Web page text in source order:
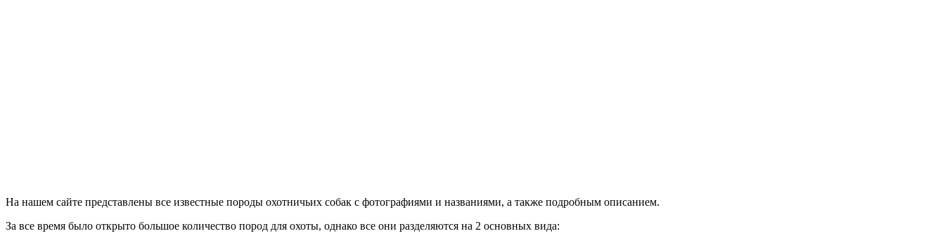
На нашем сайте представлены все известные породы охотничьих собак с фотографиями и названиями, а также подробным описанием.
За все время было открыто большое количество пород для охоты, однако все они разделяются на 2 основных вида: